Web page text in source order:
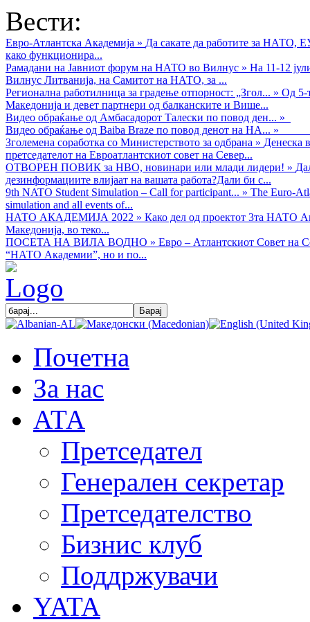
Вести:
Евро-Атлантска Академија » Да сакате да работите за НАТО,
како функционира...
Рамадани на Јавниот форум на НАТО во Вилнус » На 11-12
Вилнус Литванија, на Самитот на НАТО, за ...
Регионална работилница за градење отпорност: „Згол... » Од 5-
Македонија и девет партнери од балканските и Више...
Видео обраќањe од Амбасадорот Талески по повод ден... »
Видео обраќање од Baiba Braze по повод денот на НА... »
Зголемена соработка со Министерството за одбрана » Денеска
претседателот на Евроатлантскиот совет на Север...
ОТВОРЕН ПОВИК за НВО, новинари или млади лидери! »
дезинформациите влијаат на вашата работа?Дали би с...
9th NATO Student Simulation – Call for participant... » The Euro-
simulation and all events of...
НАТО АКАДЕМИЈА 2022 » Како дел од проектот 3та НАТО
Македонија, во теко...
ПОСЕТА НА ВИЛА ВОДНО » Евро – Атлантскиот Совет на
“НАТО Академии”, но и по...
Почетна
За нас
АТА
Претседател
Генерален секретар
Претседателство
Бизнис клуб
Поддржувачи
YATA